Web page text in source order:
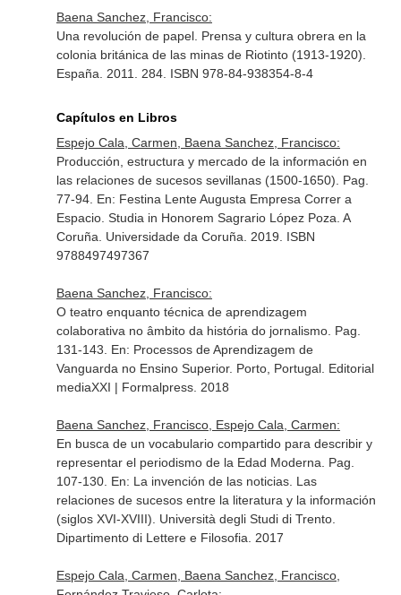
Baena Sanchez, Francisco:
Una revolución de papel. Prensa y cultura obrera en la
colonia británica de las minas de Riotinto (1913-1920).
España. 2011. 284. ISBN 978-84-938354-8-4
Capítulos en Libros
Espejo Cala, Carmen, Baena Sanchez, Francisco:
Producción, estructura y mercado de la información en
las relaciones de sucesos sevillanas (1500-1650). Pag.
77-94. En: Festina Lente Augusta Empresa Correr a
Espacio. Studia in Honorem Sagrario López Poza . A
Coruña. Universidade da Coruña. 2019. ISBN
9788497497367
Baena Sanchez, Francisco:
O teatro enquanto técnica de aprendizagem
colaborativa no âmbito da história do jornalismo. Pag.
131-143. En: Processos de Aprendizagem de
Vanguarda no Ensino Superior. Porto, Portugal. Editorial
mediaXXI | Formalpress. 2018
Baena Sanchez, Francisco, Espejo Cala, Carmen:
En busca de un vocabulario compartido para describir y
representar el periodismo de la Edad Moderna. Pag.
107-130. En: La invención de las noticias. Las
relaciones de sucesos entre la literatura y la información
(siglos XVI-XVIII) . Università degli Studi di Trento.
Dipartimento di Lettere e Filosofia. 2017
Espejo Cala, Carmen, Baena Sanchez, Francisco,